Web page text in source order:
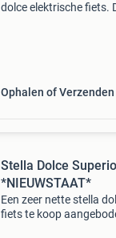
dolce elektrische fiets.
Ophalen of Verzenden
Stella Dolce
*NIEUWSTAAT*
Een zeer nette stella
fiets te koop